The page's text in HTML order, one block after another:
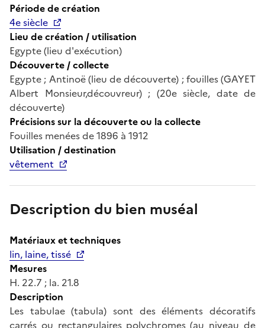
Période de création
4e siècle
Lieu de création / utilisation
Egypte (lieu d'exécution)
Découverte / collecte
Egypte ; Antinoë (lieu de découverte) ; fouilles (GAYET
Albert Monsieur,découvreur) ; (20e siècle, date de
découverte)
Précisions sur la découverte ou la collecte
Fouilles menées de 1896 à 1912
Utilisation / destination
vêtement
Description du bien muséal
Matériaux et techniques
lin, laine, tissé
Mesures
H. 22.7 ; la. 21.8
Description
Les tabulae (tabula) sont des éléments décoratifs
carrés ou rectangulaires polychromes (au niveau de